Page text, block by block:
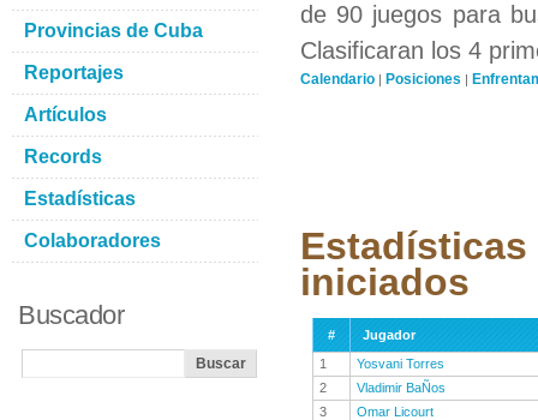
de 90 juegos para
Clasificaran los 4
Calendario | Posiciones |
iniciados
#
Jugador
1
Yosvani Torres
2
Vladimir BaÑos
3
Omar Licourt
Provincias de Cuba
Reportajes
Artículos
Records
Estadísticas
Colaboradores
Buscador